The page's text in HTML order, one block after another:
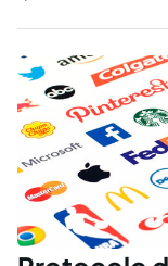
marca Hering e o
por dois peixinhos.